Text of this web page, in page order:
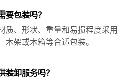
要包装吗？
质、形状、重量和易损程度采用
木架或木箱等合适包装。
装卸服务吗？